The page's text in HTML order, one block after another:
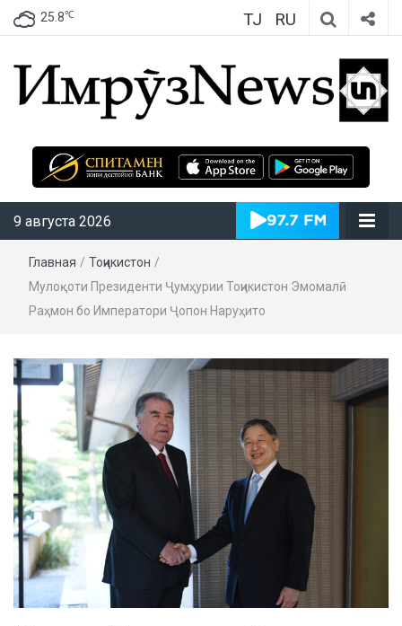
25.8℃ TJ RU
ИмрӯзNews
9 августа 2026
Главная / Тоҷикистон /
Мулоқоти Президенти Ҷумҳурии Тоҷикистон Эмомалӣ
Раҳмон бо Императори Ҷопон Наруҳито